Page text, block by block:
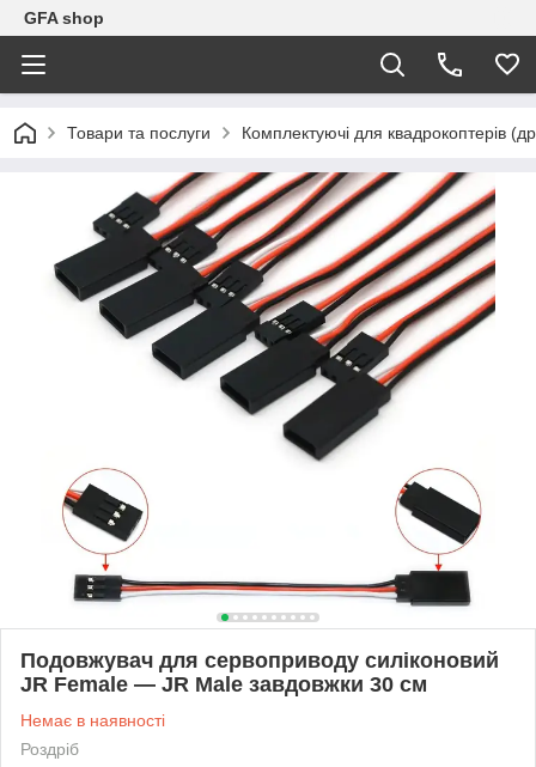
GFA shop
Товари та послуги Комплектуючі для квадрокоптерів
Подовжувач для сервоприводу силіконовий
JR Female — JR Male завдовжки 30 см
Немає в наявності
Роздріб